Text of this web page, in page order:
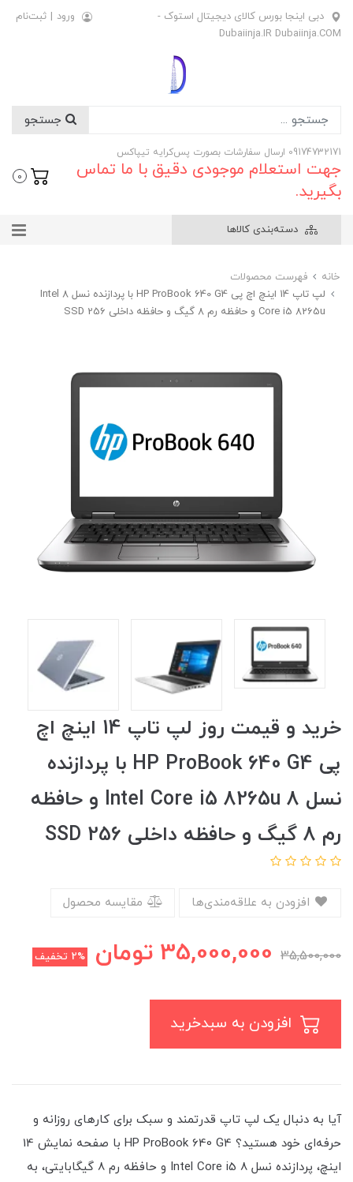
دبی اینجا بورس کالای دیجیتال استوک -
Dubaiinja.IR Dubaiinja.COM
ورود | ثبت‌نام
09174732171 ارسال سفارشات بصورت پس‌کرایه تیپاکس
جهت استعلام موجودی دقیق با ما تماس
بگیرید.
0
دسته‌بندی کالاها
خانه
فهرست محصولات
لپ تاپ 14 اینچ اچ پی HP ProBook 640 G4 با پردازنده نسل 8 Intel
Core i5 8265u و حافظه رم 8 گیگ و حافظه داخلی SSD 256
خرید و قیمت روز لپ تاپ 14 اینچ اچ
پی HP ProBook 640 G4 با پردازنده
نسل 8 Intel Core i5 8265u و حافظه
رم 8 گیگ و حافظه داخلی SSD 256
مقایسه محصول
35,500,000
35,000,000 تومان 2% تخفیف
آیا به دنبال یک لپ تاپ قدرتمند و سبک برای کارهای روزانه و
حرفه‌ای خود هستید؟ HP ProBook 640 G4 با صفحه نمایش 14
اینچ، پردازنده نسل 8 Intel Core i5 و حافظه رم 8 گیگابایتی، به